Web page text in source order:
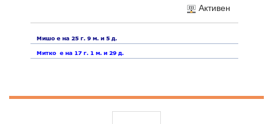
Активен